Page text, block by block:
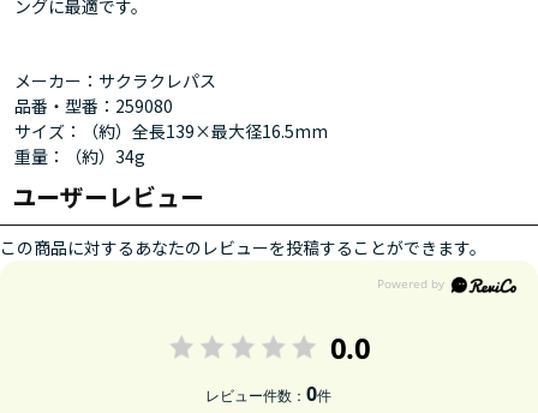
ングに最適です。
メーカー：サクラクレパス
品番・型番：259080
サイズ：（約）全長139×最大径16.5mm
重量：（約）34g
ユーザーレビュー
この商品に対するあなたのレビューを投稿することができます。
0.0
レビュー件数：0件